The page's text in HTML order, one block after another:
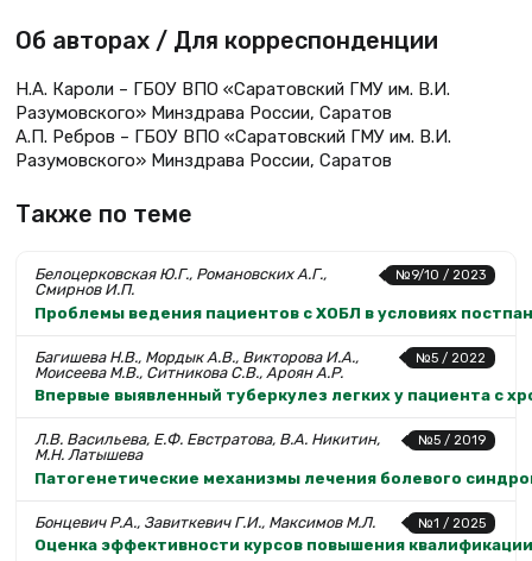
Об авторах / Для корреспонденции
Н.А. Кароли – ГБОУ ВПО «Саратовский ГМУ им. В.И.
Разумовского» Минздрава России, Саратов
А.П. Ребров – ГБОУ ВПО «Саратовский ГМУ им. В.И.
Разумовского» Минздрава России, Саратов
Также по теме
№9/10 / 2023
Белоцерковская Ю.Г., Романовских А.Г.,
Смирнов И.П.
Проблемы ведения пациентов с ХОБЛ в условиях
№5 / 2022
Багишева Н.В., Мордык А.В., Викторова И.А.,
Моисеева М.В., Ситникова С.В., Ароян А.Р.
Впервые выявленный туберкулез легких у пациента с
№5 / 2019
Л.В. Васильева, Е.Ф. Евстратова, В.А. Никитин,
М.Н. Латышева
Патогенетические механизмы лечения болевого
№1 / 2025
Бонцевич Р.А., Завиткевич Г.И., Максимов М.Л.
Оценка эффективности курсов повышения